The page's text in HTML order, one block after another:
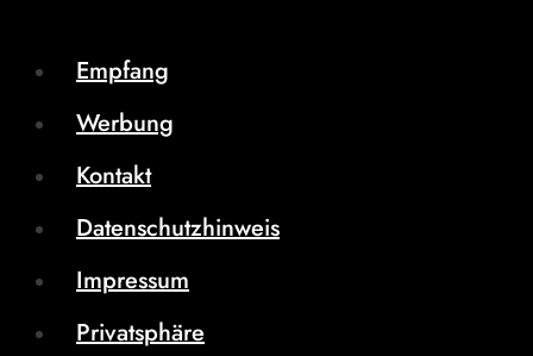
Empfang
Werbung
Kontakt
Datenschutzhinweis
Impressum
Privatsphäre